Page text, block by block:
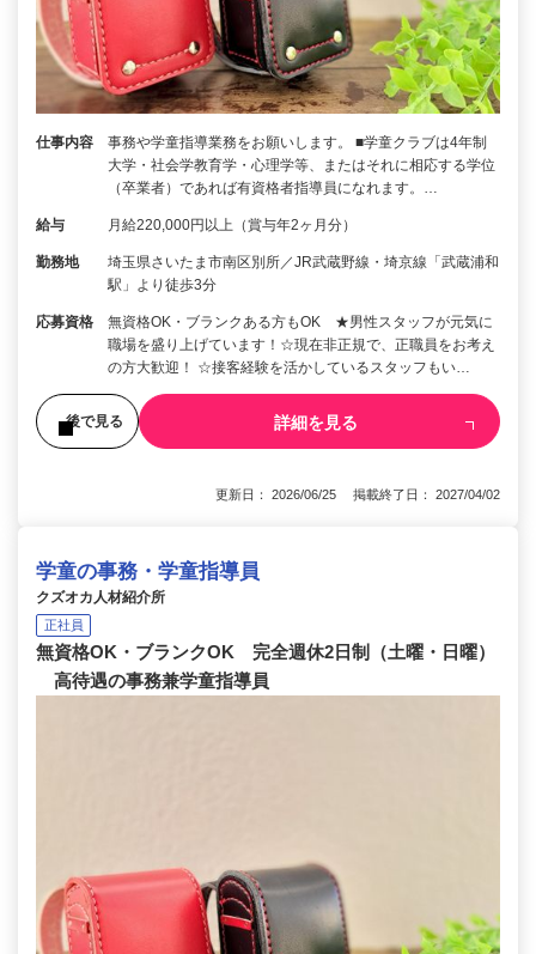
仕事内容
事務や学童指導業務をお願いします。 ■学童クラブは4年制
大学・社会学教育学・心理学等、またはそれに相応する学位
（卒業者）であれば有資格者指導員になれます。…
給与 月給220,000円以上（賞与年2ヶ月分）
勤務地
埼玉県さいたま市南区別所／JR武蔵野線・埼京線「武蔵浦和
駅」より徒歩3分
応募資格
無資格OK・ブランクある方もOK ★男性スタッフが元気に
職場を盛り上げています！☆現在非正規で、正職員をお考え
の方大歓迎！ ☆接客経験を活かしているスタッフもい…
後で見る 詳細を見る
更新日： 2026/06/25 掲載終了日： 2027/04/02
学童の事務・学童指導員
クズオカ人材紹介所
正社員
無資格OK・ブランクOK 完全週休2日制（土曜・日曜）
高待遇の事務兼学童指導員